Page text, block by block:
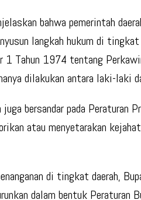
bahwa pemerintah
langkah hukum di
1 Tahun 1974 tentang
dilakukan antara laki-laki
bersandar pada Peraturan
atau menyetarakan
di tingkat daerah,
dalam bentuk Peraturan